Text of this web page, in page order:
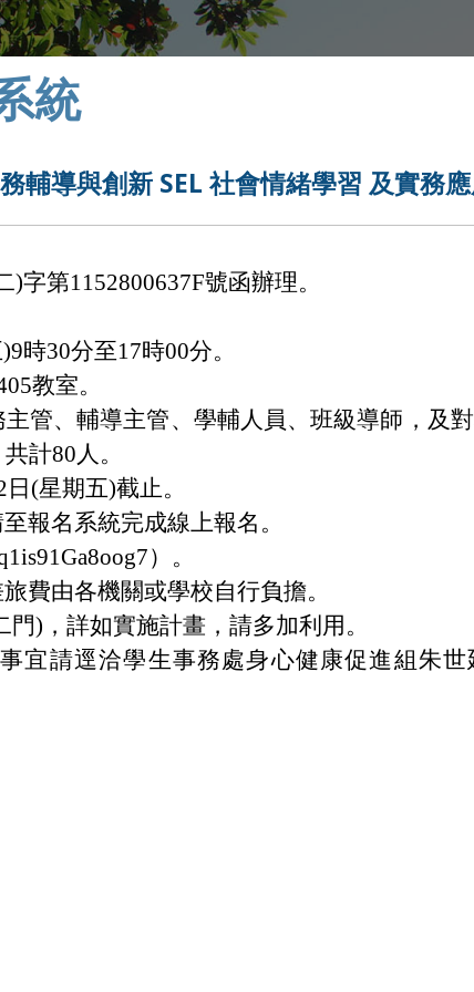
統
輔導與創新 SEL 社會情緒學習 及實務
字第1152800637F號函辦理。
時30分至17時00分。
教室。
管、輔導主管、學輔人員、班級導師，及
計80人。
(星期五)截止。
報名系統完成線上報名。
）。
費由各機關或學校自行負擔。
)，詳如實施計畫，請多加利用。
宜請逕洽學生事務處身心健康促進組朱